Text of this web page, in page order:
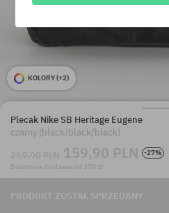
KOLORY (+2)
Plecak Nike SB Heritage Eugene
czarny (black/black/black)
219,90 PLN 159,90 PLN
-27%
Darmowa dostawa od 350 zł
PRODUKT ZOSTAŁ SPRZEDANY